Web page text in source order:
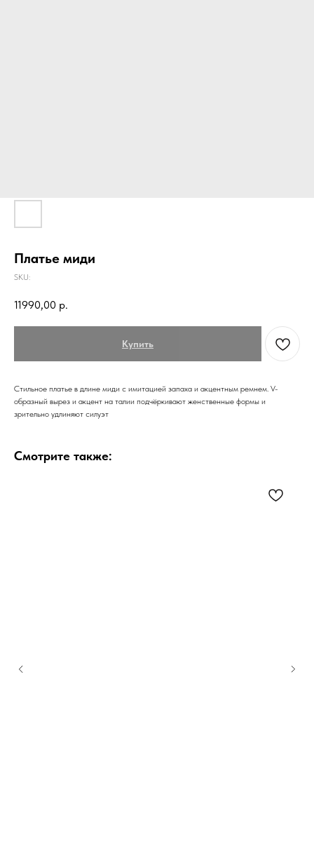
Платье миди
SKU:
11990,00 р.
Купить
Стильное платье в длине миди с имитацией запаха и акцентным ремнем. V-
образный вырез и акцент на талии подчёркивают женственные формы и
зрительно удлиняют силуэт
Смотрите также: